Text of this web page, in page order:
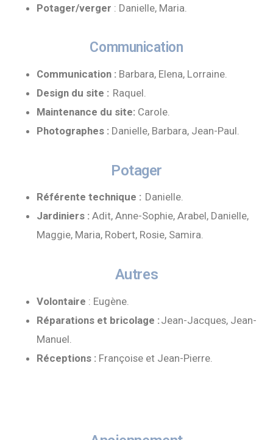
Potager/verger : Danielle, Maria.
Communication
Communication : Barbara, Elena, Lorraine.
Design du site : Raquel.
Maintenance du site: Carole.
Photographes : Danielle, Barbara, Jean-Paul.
Potager
Référente technique : Danielle.
Jardiniers : Adit, Anne-Sophie, Arabel, Danielle,
Maggie, Maria, Robert, Rosie, Samira.
Autres
Volontaire : Eugène.
Réparations et bricolage :Jean-Jacques, Jean-
Manuel.
Réceptions : Françoise et Jean-Pierre.